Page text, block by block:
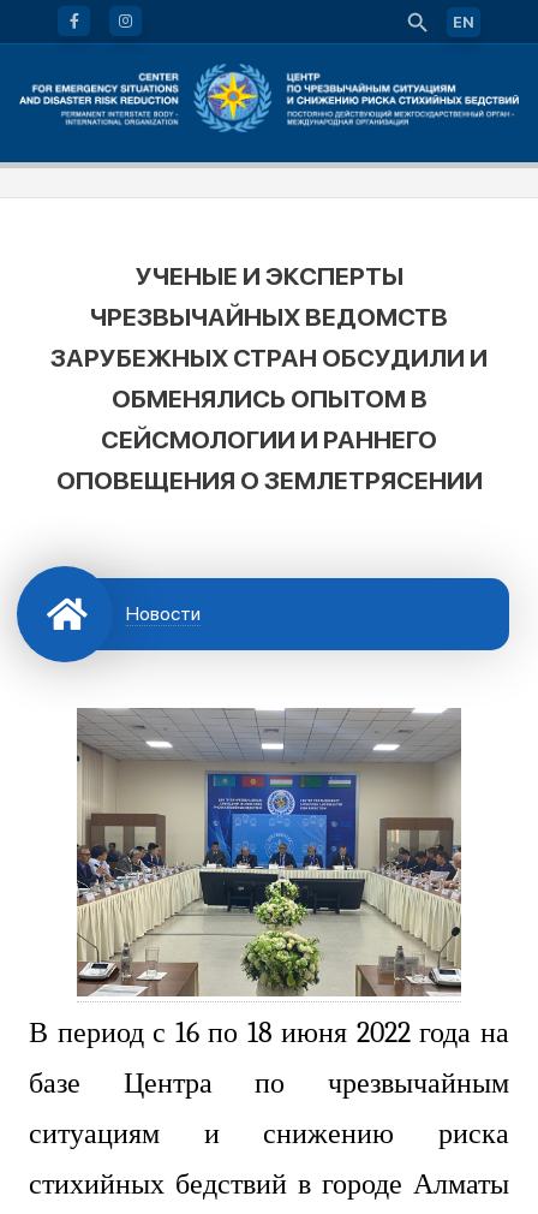
EN
УЧЕНЫЕ И ЭКСПЕРТЫ
ЧРЕЗВЫЧАЙНЫХ ВЕДОМСТВ
ЗАРУБЕЖНЫХ СТРАН ОБСУДИЛИ И
ОБМЕНЯЛИСЬ ОПЫТОМ В
СЕЙСМОЛОГИИ И РАННЕГО
ОПОВЕЩЕНИЯ О ЗЕМЛЕТРЯСЕНИИ
Новости
В период с 16 по 18 июня 2022 года на
базе Центра по чрезвычайным
ситуациям и снижению риска
стихийных бедствий в городе Алматы